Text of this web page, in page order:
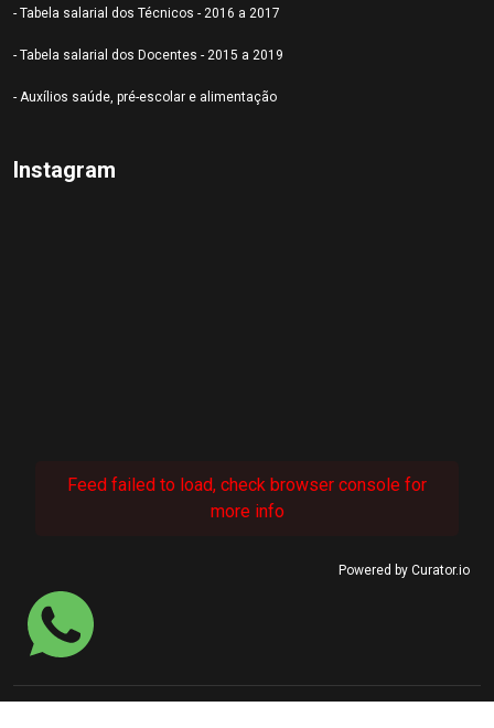
- Tabela salarial dos Técnicos - 2016 a 2017
- Tabela salarial dos Docentes - 2015 a 2019
- Auxílios saúde, pré-escolar e alimentação
Instagram
Feed failed to load, check browser console for
more info
Powered by Curator.io